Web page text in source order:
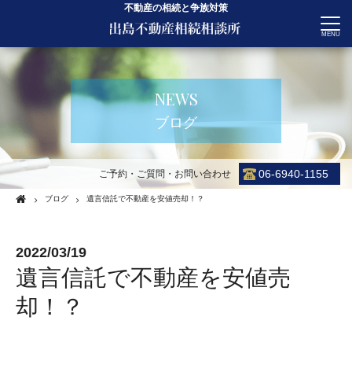
不動産の相続と争族対策
CONTACT
NEWS
ブログ
ご予約・ご質問・お問い合わせ 06-6940-1155
ブログ 遺言信託で不動産を安値売却！？
2022/03/19
遺言信託で不動産を安値売
却！？